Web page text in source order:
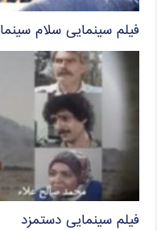
فیلم سینمایی سلام سینما
فیلم سینمایی دستمزد